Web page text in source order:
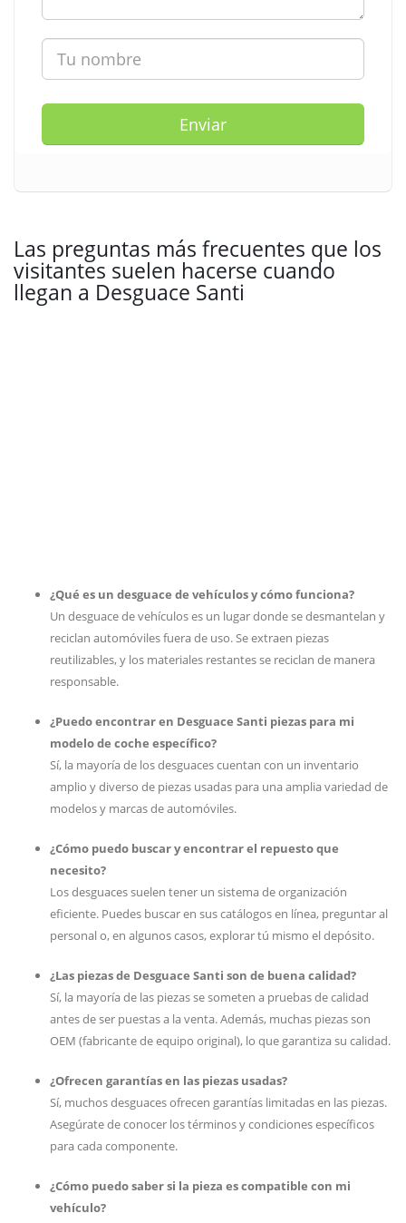
Enviar
Las preguntas más frecuentes que los
visitantes suelen hacerse cuando
llegan a Desguace Santi
¿Qué es un desguace de vehículos y cómo funciona?
Un desguace de vehículos es un lugar donde se desmantelan y
reciclan automóviles fuera de uso. Se extraen piezas
reutilizables, y los materiales restantes se reciclan de manera
responsable.
¿Puedo encontrar en Desguace Santi piezas para mi
modelo de coche específico?
Sí, la mayoría de los desguaces cuentan con un inventario
amplio y diverso de piezas usadas para una amplia variedad de
modelos y marcas de automóviles.
¿Cómo puedo buscar y encontrar el repuesto que
necesito?
Los desguaces suelen tener un sistema de organización
eficiente. Puedes buscar en sus catálogos en línea, preguntar al
personal o, en algunos casos, explorar tú mismo el depósito.
¿Las piezas de Desguace Santi son de buena calidad?
Sí, la mayoría de las piezas se someten a pruebas de calidad
antes de ser puestas a la venta. Además, muchas piezas son
OEM (fabricante de equipo original), lo que garantiza su calidad.
¿Ofrecen garantías en las piezas usadas?
Sí, muchos desguaces ofrecen garantías limitadas en las piezas.
Asegúrate de conocer los términos y condiciones específicos
para cada componente.
¿Cómo puedo saber si la pieza es compatible con mi
vehículo?